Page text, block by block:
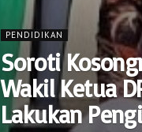
PENDIDIKAN
Soroti
Wakil Ketua
Lakukan